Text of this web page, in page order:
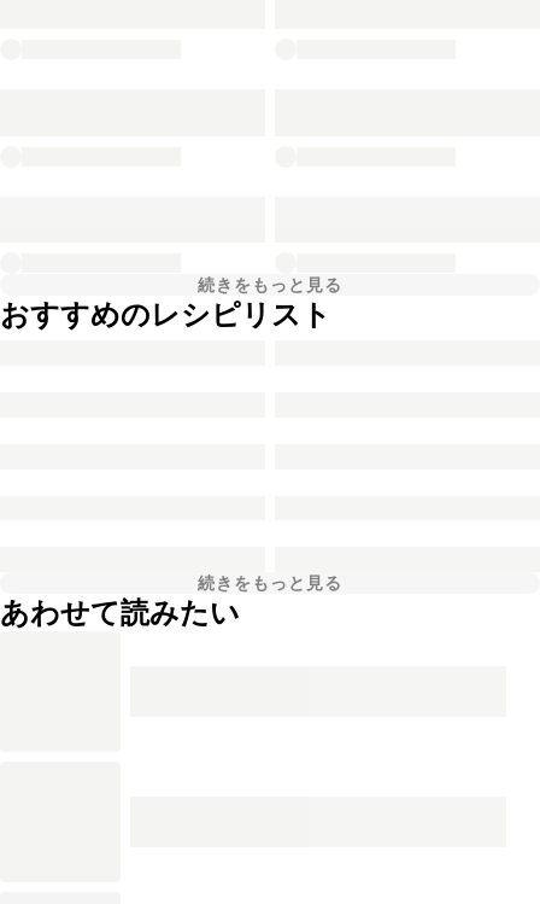
続きをもっと見る
おすすめのレシピリスト
続きをもっと見る
あわせて読みたい